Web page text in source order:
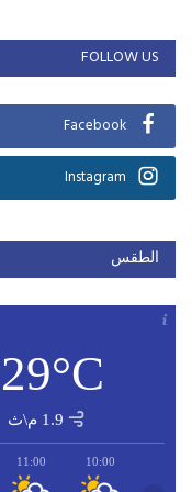
FOLLOW US
Facebook
Instagram
الطقس
29°C
1.9 م\ث
10:00
11:00